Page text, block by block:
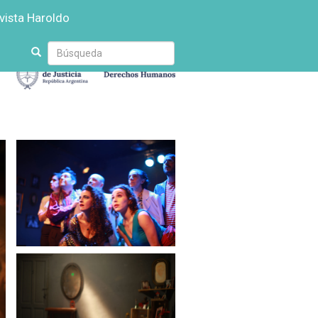
Haroldo
Escriba
su
búsqueda